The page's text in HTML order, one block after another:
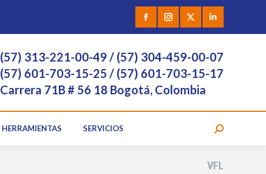
Facebook
opens
in
new
Instagram
opens
in
new
X
opens
in
new
window
Linkedin
opens
new
window
(57) 313-221-00-49 / (57) 304-459-00-07
(57) 601-703-15-25 / (57) 601-703-15-17
Carrera 71B # 56 18 Bogotá, Colombia
HERRAMIENTAS SERVICIOS Search:
VFL
SERVICIOS